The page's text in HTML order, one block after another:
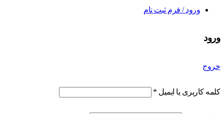
ورود / فرم ثبت نام
ورود
خروج
کلمه کاربری یا ایمیل *